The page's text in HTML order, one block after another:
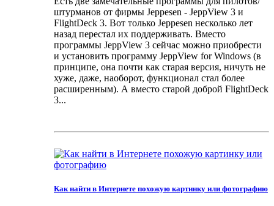
штурманов от фирмы Jeppesen - JeppView 3 и
FlightDeck 3. Вот только Jeppesen несколько лет
назад перестал их поддерживать. Вместо
программы JeppView 3 сейчас можно приобрести
и установить программу JeppView for Windows (в
принципе, она почти как старая версия, ничуть не
хуже, даже, наоборот, функционал стал более
расширенным). А вместо старой доброй FlightDeck
3...
Как найти в Интернете похожую картинку или фотографию